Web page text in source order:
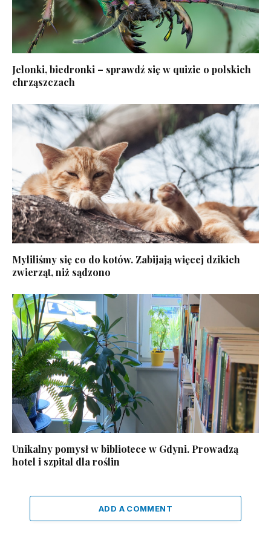
Jelonki, biedronki – sprawdź się w quizie o polskich
chrząszczach
Myliliśmy się co do kotów. Zabijają więcej dzikich
zwierząt, niż sądzono
Unikalny pomysł w bibliotece w Gdyni. Prowadzą
hotel i szpital dla roślin
ADD A COMMENT